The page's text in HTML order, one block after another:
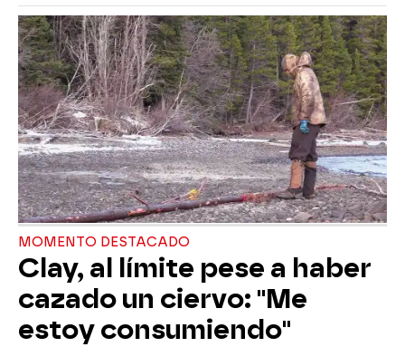
MOMENTO DESTACADO
Clay, al límite pese a haber
cazado un ciervo: "Me
estoy consumiendo"